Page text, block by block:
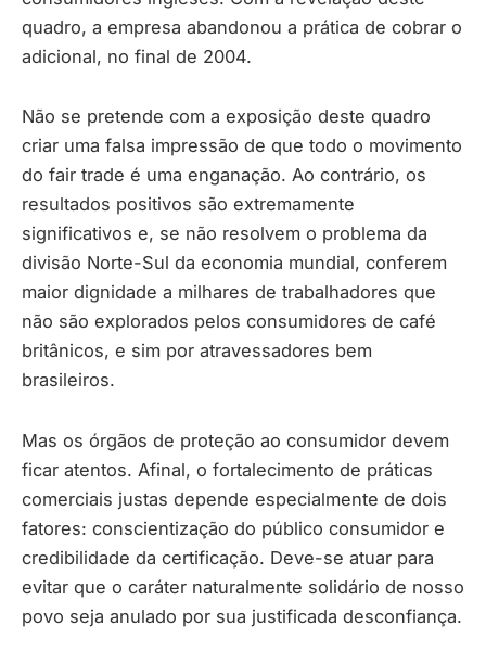
quadro, a empresa abandonou a prática de cobrar o
adicional, no final de 2004.
Não se pretende com a exposição deste quadro
criar uma falsa impressão de que todo o movimento
do fair trade é uma enganação. Ao contrário, os
resultados positivos são extremamente
significativos e, se não resolvem o problema da
divisão Norte-Sul da economia mundial, conferem
maior dignidade a milhares de trabalhadores que
não são explorados pelos consumidores de café
britânicos, e sim por atravessadores bem
brasileiros.
Mas os órgãos de proteção ao consumidor devem
ficar atentos. Afinal, o fortalecimento de práticas
comerciais justas depende especialmente de dois
fatores: conscientização do público consumidor e
credibilidade da certificação. Deve-se atuar para
evitar que o caráter naturalmente solidário de nosso
povo seja anulado por sua justificada desconfiança.